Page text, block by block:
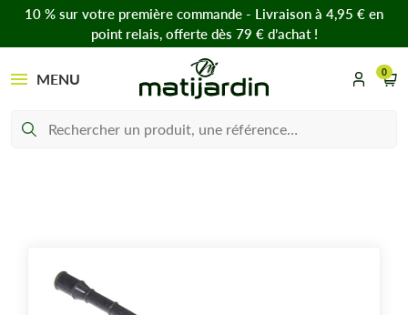
10 % sur votre première commande - Livraison à 4,95 € en
point relais, offerte dès 79 € d’achat !
MENU 0